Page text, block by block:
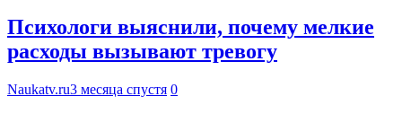
Психологи выяснили, почему мелкие
расходы вызывают тревогу
Naukatv.ru3 месяца спустя 0